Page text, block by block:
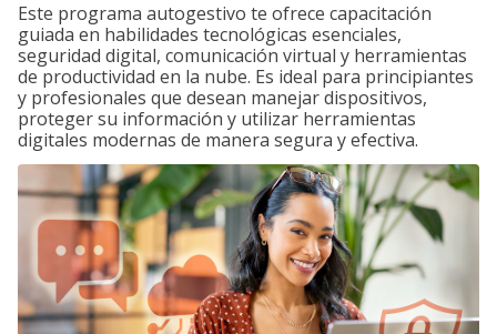
Este programa autogestivo te ofrece capacitación
guiada en habilidades tecnológicas esenciales,
seguridad digital, comunicación virtual y herramientas
de productividad en la nube. Es ideal para principiantes
y profesionales que desean manejar dispositivos,
proteger su información y utilizar herramientas
digitales modernas de manera segura y efectiva.